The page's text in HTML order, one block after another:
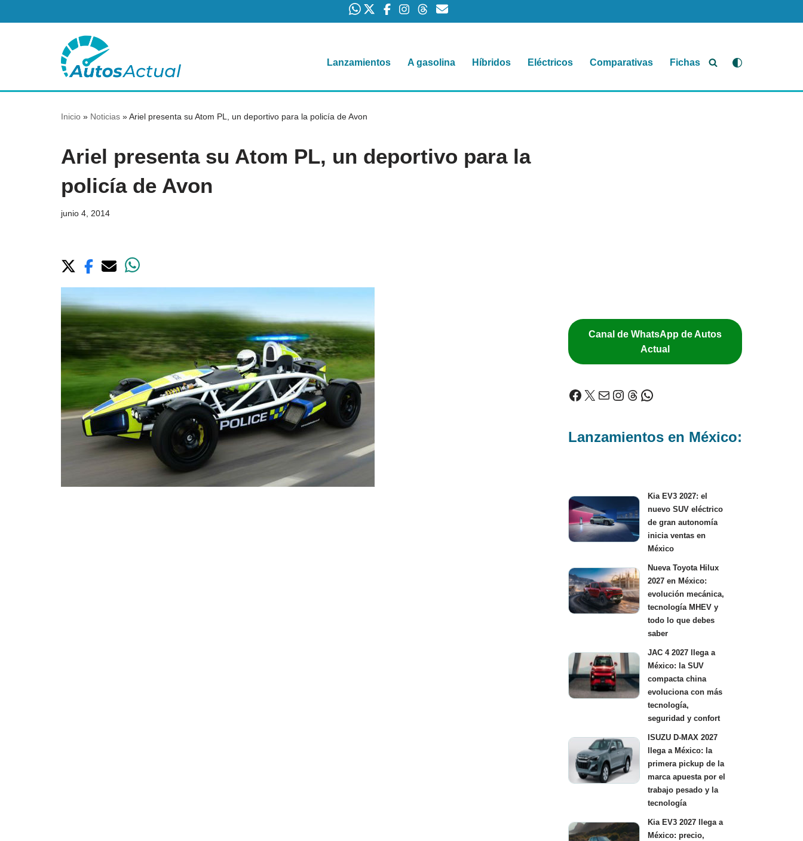
contenido
Lanzamientos A gasolina Híbridos Eléctricos Comparativas Fichas
Inicio » Noticias »Ariel presenta su Atom PL, un deportivo para la policía de Avon
Ariel presenta su Atom PL, un deportivo para la
policía de Avon
junio 4, 2014
Canal de WhatsApp de Autos
Actual
Lanzamientos en México:
Kia EV3 2027: el
nuevo SUV eléctrico
de gran autonomía
inicia ventas en
México
Nueva Toyota Hilux
2027 en México:
evolución mecánica,
tecnología MHEV y
todo lo que debes
saber
JAC 4 2027 llega a
México: la SUV
compacta china
evoluciona con más
tecnología,
seguridad y confort
ISUZU D-MAX 2027
llega a México: la
primera pickup de la
marca apuesta por el
trabajo pesado y la
tecnología
Kia EV3 2027 llega a
México: precio,